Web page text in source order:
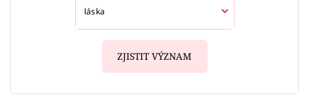
ZJISTIT VÝZNAM